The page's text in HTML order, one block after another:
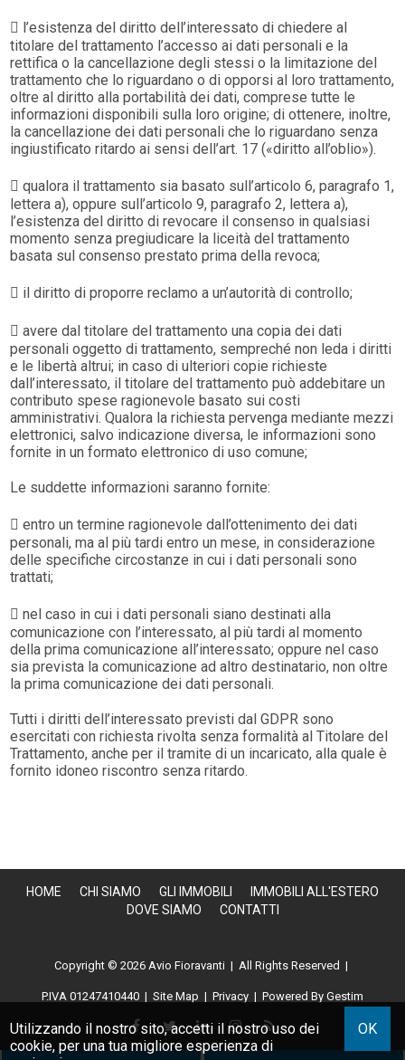
 l’esistenza del diritto dell’interessato di chiedere al
titolare del trattamento l’accesso ai dati personali e la
rettifica o la cancellazione degli stessi o la limitazione del
trattamento che lo riguardano o di opporsi al loro trattamento,
oltre al diritto alla portabilità dei dati, comprese tutte le
informazioni disponibili sulla loro origine; di ottenere, inoltre,
la cancellazione dei dati personali che lo riguardano senza
ingiustificato ritardo ai sensi dell’art. 17 («diritto all’oblio»).
 qualora il trattamento sia basato sull’articolo 6, paragrafo 1,
lettera a), oppure sull’articolo 9, paragrafo 2, lettera a),
l’esistenza del diritto di revocare il consenso in qualsiasi
momento senza pregiudicare la liceità del trattamento
basata sul consenso prestato prima della revoca;
 il diritto di proporre reclamo a un’autorità di controllo;
 avere dal titolare del trattamento una copia dei dati
personali oggetto di trattamento, sempreché non leda i diritti
e le libertà altrui; in caso di ulteriori copie richieste
dall’interessato, il titolare del trattamento può addebitare un
contributo spese ragionevole basato sui costi
amministrativi. Qualora la richiesta pervenga mediante mezzi
elettronici, salvo indicazione diversa, le informazioni sono
fornite in un formato elettronico di uso comune;
Le suddette informazioni saranno fornite:
 entro un termine ragionevole dall’ottenimento dei dati
personali, ma al più tardi entro un mese, in considerazione
delle specifiche circostanze in cui i dati personali sono
trattati;
 nel caso in cui i dati personali siano destinati alla
comunicazione con l’interessato, al più tardi al momento
della prima comunicazione all’interessato; oppure nel caso
sia prevista la comunicazione ad altro destinatario, non oltre
la prima comunicazione dei dati personali.
Tutti i diritti dell’interessato previsti dal GDPR sono
esercitati con richiesta rivolta senza formalità al Titolare del
Trattamento, anche per il tramite di un incaricato, alla quale è
fornito idoneo riscontro senza ritardo.
HOME CHI SIAMO GLI IMMOBILI
IMMOBILI ALL'ESTERO
DOVE SIAMO
CONTATTI
Copyright © 2026 Avio Fioravanti | All Rights Reserved |
P.IVA 01247410440 | Site Map | Privacy | Powered By Gestim
Utilizzando il nostro sito, accetti il nostro uso dei
cookie, per una tua migliore esperienza di
OK